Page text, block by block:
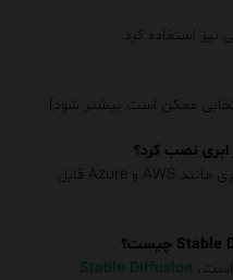
نیز استفاده کرد.
بله، روی Google Colab و سرورهای ابری مانند AWS و Azure قابل
Stable Diffusion